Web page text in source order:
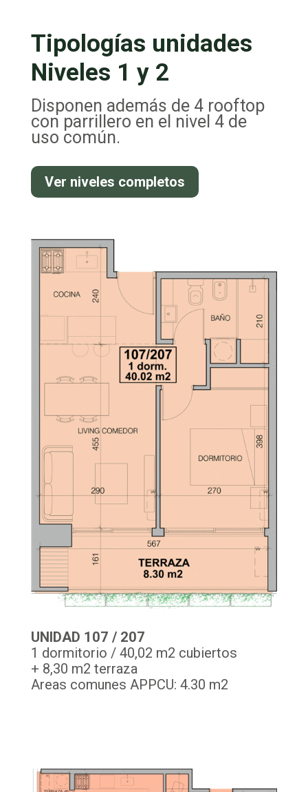
Tipologías unidades
Niveles 1 y 2
Disponen además de 4 rooftop
con parrillero en el nivel 4 de
uso común.
Ver niveles completos
UNIDAD 107 / 207
1 dormitorio / 40,02 m2 cubiertos
+ 8,30 m2 terraza
Areas comunes APPCU: 4.30 m2